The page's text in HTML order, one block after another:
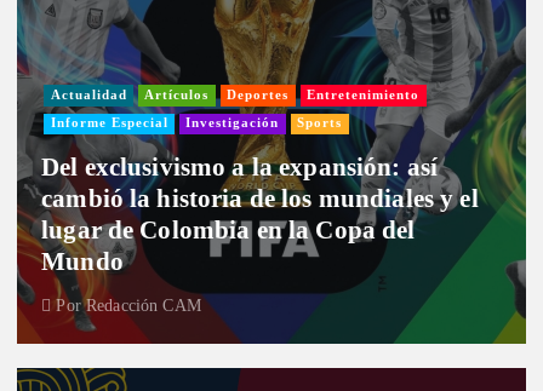
Actualidad Artículos Deportes Entretenimiento
Informe Especial Investigación Sports
Del exclusivismo a la expansión: así
cambió la historia de los mundiales y el
lugar de Colombia en la Copa del
Mundo
PorRedacción CAM